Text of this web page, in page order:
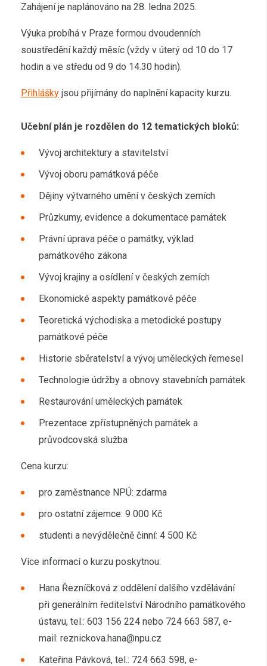
Zahájení je naplánováno na 28. ledna 2025.
Výuka probíhá v Praze formou dvoudenních
soustředění každý měsíc (vždy v úterý od 10 do 17
hodin a ve středu od 9 do 14.30 hodin).
Přihlášky jsou přijímány do naplnění kapacity kurzu.
Učební plán je rozdělen do 12 tematických bloků:
Vývoj architektury a stavitelství
Vývoj oboru památková péče
Dějiny výtvarného umění v českých zemích
Průzkumy, evidence a dokumentace památek
Právní úprava péče o památky, výklad
památkového zákona
Vývoj krajiny a osídlení v českých zemích
Ekonomické aspekty památkové péče
Teoretická východiska a metodické postupy
památkové péče
Historie sběratelství a vývoj uměleckých řemesel
Technologie údržby a obnovy stavebních památek
Restaurování uměleckých památek
Prezentace zpřístupněných památek a
průvodcovská služba
Cena kurzu:
pro zaměstnance NPÚ: zdarma
pro ostatní zájemce: 9 000 Kč
studenti a nevýdělečně činní: 4 500 Kč
Více informací o kurzu poskytnou:
Hana Řezníčková z oddělení dalšího vzdělávání
při generálním ředitelství Národního památkového
ústavu, tel.: 603 156 224 nebo 724 663 587, e-
mail: reznickova.hana@npu.cz
Kateřina Pávková, tel.: 724 663 598, e-